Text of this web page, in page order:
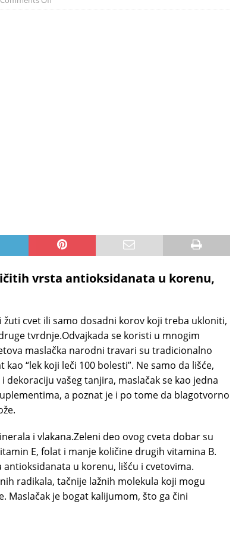
vrsta antioksidanata u korenu,
cvet ili samo dosadni korov koji treba ukloniti,
tvrdnje.Odvajkada se koristi u mnogim
maslačka narodni travari su tradicionalno
“lek koji leči 100 bolesti”. Ne samo da lišće,
vašeg tanjira, maslačak se kao jedna
a poznat je i po tome da blagotvorno
i vlakana.Zeleni deo ovog cveta dobar su
E, folat i manje količine drugih vitamina B.
u korenu, lišću i cvetovima.
radikala, tačnije lažnih molekula koji mogu
Maslačak je bogat kalijumom, što ga čini